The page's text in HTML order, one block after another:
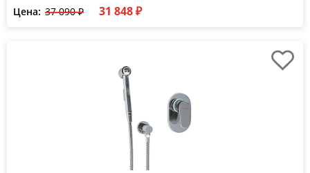
Цена: 37 090 ₽ 31 848 ₽